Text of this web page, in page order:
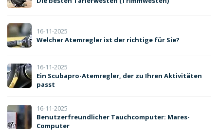
16-11-2025
Welcher Atemregler ist der richtige für Sie?
16-11-2025
Ein Scubapro-Atemregler, der zu Ihren Aktivitäten
passt
16-11-2025
Benutzerfreundlicher Tauchcomputer: Mares-
Computer